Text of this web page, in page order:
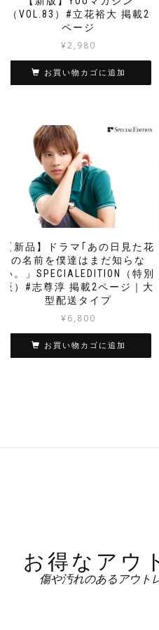
（VOL.83）#立花裕大 掲載2
ページ
¥2,980
お買い物カゴに追加
【新品】ドラマ｢あの日見た花
の名前を僕達はまだ知らな
い。」SPECIALEDITION（特別
版）#志尊淳 掲載2ページ｜大
型配送タイプ
¥6,800
お買い物カゴに追加
お得なアウ
傷や汚れのあるアウト